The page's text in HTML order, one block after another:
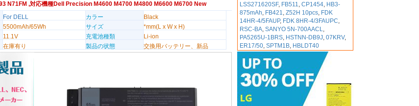
N71FM ,対応機種Dell Precision M4600 M4700 M4800 M6600 M6700 New
For DELL カラー
Black
5500mAh/65Wh サイズ
*mm(L x W x H)
11.1V 充電池種類
Li-ion
在庫有り 製品の状態 交換用バッテリー、新品
LSS271620SF, FB511,CP1454, HB3-
875mAh, FB421,Z52H 10pcs, FDK
14HR-4/5FAUP, FDK 8HR-4/3FAUPC,
RSC-BA,SANYO 5N-700AACL,
PA5265U-1BRS, HSTNN-DB9J,07KRV,
ER17/50,SPTM1B, HBLDT40